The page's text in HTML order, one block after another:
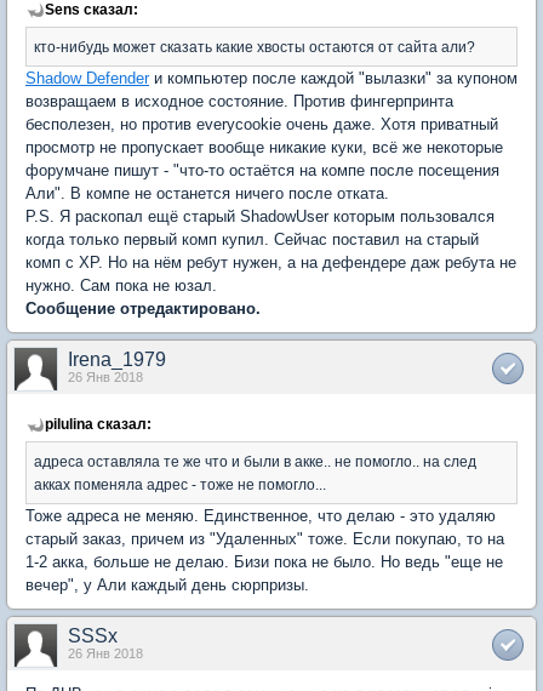
Sens сказал:
кто-нибудь может сказать какие хвосты остаются от сайта али?
Shadow Defenderи компьютер после каждой "вылазки" за купоном
возвращаем в исходное состояние. Против фингерпринта
бесполезен, но против everycookie очень даже. Хотя приватный
просмотр не пропускает вообще никакие куки, всё же некоторые
форумчане пишут - "что-то остаётся на компе после посещения
Али". В компе не останется ничего после отката.
P.S. Я раскопал ещё старый ShadowUser которым пользовался
когда только первый комп купил. Сейчас поставил на старый
комп с XP. Но на нём ребут нужен, а на дефендере даж ребута не
нужно. Сам пока не юзал.
Сообщение отредактировано.
Irena_1979
26 Янв 2018
pilulina сказал:
адреса оставляла те же что и были в акке.. не помогло.. на след
акках поменяла адрес - тоже не помогло...
Тоже адреса не меняю. Единственное, что делаю - это удаляю
старый заказ, причем из "Удаленных" тоже. Если покупаю, то на
1-2 акка, больше не делаю. Бизи пока не было. Но ведь "еще не
вечер", у Али каждый день сюрпризы.
SSSx
26 Янв 2018